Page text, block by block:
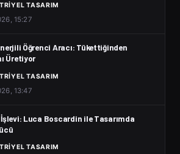
TASARIM
15:27
Öğrenci Aracı: Tükettiğinden
Üretiyor
TASARIM
13:47
Luca Boscardin ile Tasarımda
TASARIM